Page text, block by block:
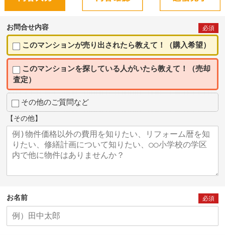
お問合せ内容 必須
このマンションが売り出されたら教えて！（購入希望）
このマンションを探している人がいたら教えて！（売却
査定）
その他のご質問など
【その他】
お名前 必須